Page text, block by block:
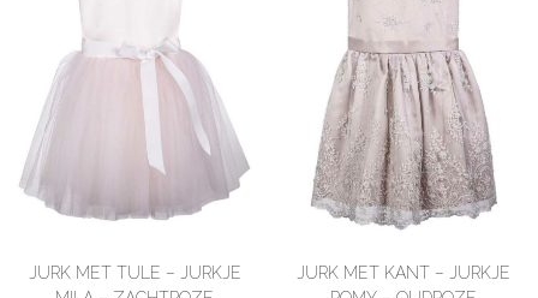
JURK MET TULE – JURKJE
JURK MET KANT – JURKJE